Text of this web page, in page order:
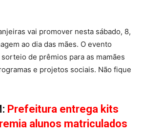
vai promover nesta sábado, 8,
ao dia das mães. O evento
de prêmios para as mamães
e projetos sociais. Não fique
Prefeitura entrega kits
alunos matriculados